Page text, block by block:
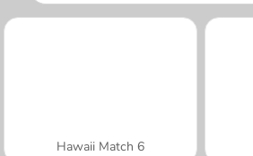
Hawaii Match 6